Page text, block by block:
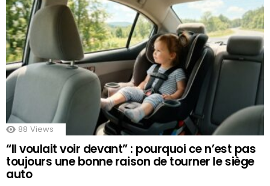
88 Views
“Il voulait voir devant” : pourquoi ce n’est pas
toujours une bonne raison de tourner le siège
auto